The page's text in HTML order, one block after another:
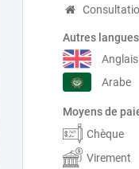
Autres
Anglais
Arabe
Moyens de
Chèque
Virement